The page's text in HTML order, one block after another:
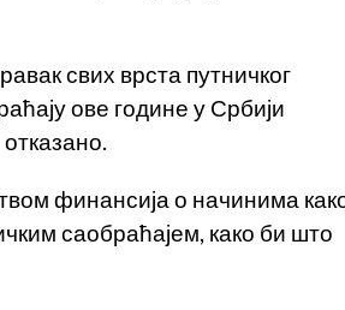
свих врста путничког
ове године у Србији
финансија о начинима
саобраћајем, како би што